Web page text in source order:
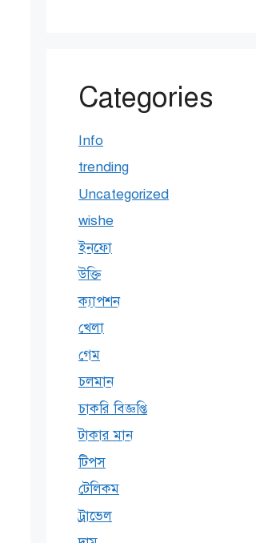
Categories
Info
trending
Uncategorized
wishe
ইনফো
উক্তি
ক্যাপশন
খেলা
গেম
চলমান
চাকরি বিজ্ঞপ্তি
টাকার মান
টিপস
টেলিকম
ট্রাভেল